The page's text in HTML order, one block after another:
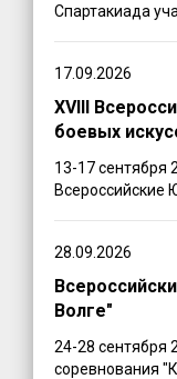
Спартакиада
17.09.2026
XVIII
боевых
13-17 сентября
Всероссийские
28.09.2026
Волге"
24-28 сентября
соревнования